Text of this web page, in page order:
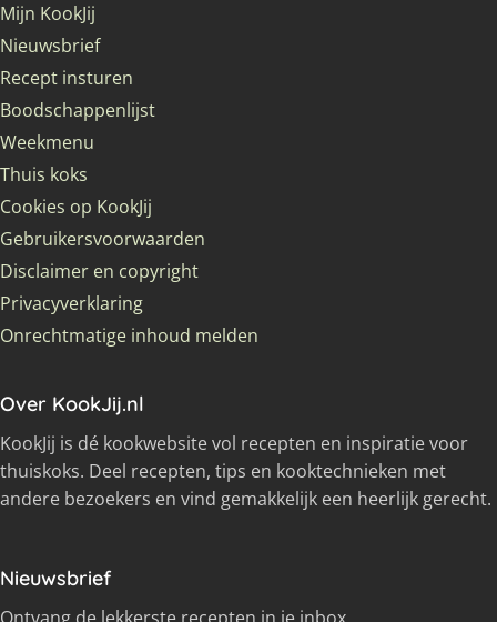
Mijn KookJij
Nieuwsbrief
Recept insturen
Boodschappenlijst
Weekmenu
Thuis koks
Cookies op KookJij
Gebruikersvoorwaarden
Disclaimer en copyright
Privacyverklaring
Onrechtmatige inhoud melden
Over KookJij.nl
KookJij is dé kookwebsite vol recepten en inspiratie voor
thuiskoks. Deel recepten, tips en kooktechnieken met
andere bezoekers en vind gemakkelijk een heerlijk gerecht.
Nieuwsbrief